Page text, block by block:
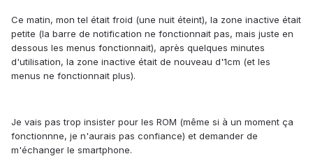
Ce matin, mon tel était froid (une nuit éteint), la zone inactive était
petite (la barre de notification ne fonctionnait pas, mais juste en
dessous les menus fonctionnait), après quelques minutes
d'utilisation, la zone inactive était de nouveau d'1cm (et les
menus ne fonctionnait plus).
Je vais pas trop insister pour les ROM (même si à un moment ça
fonctionnne, je n'aurais pas confiance) et demander de
m'échanger le smartphone.